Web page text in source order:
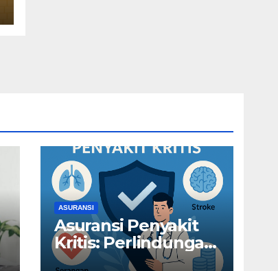
ASURANSI
Asuransi Penyakit
Kritis: Perlindungan
Ekstra untuk Risiko